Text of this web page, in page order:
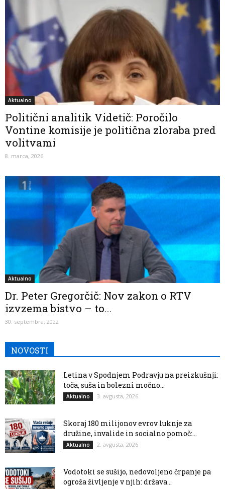
Aktualno
Politični analitik Videtič: Poročilo
Vontine komisije je politična zloraba pred
volitvami
8. marca, 2026
Aktualno
Dr. Peter Gregorčič: Nov zakon o RTV
izvzema bistvo – to...
30. septembra, 2022
NOVOSTI
Letina v Spodnjem Podravju na preizkušnji:
toča, suša in bolezni močno...
Aktualno 3. avgusta, 2026
Skoraj 180 milijonov evrov luknje za
družine, invalide in socialno pomoč:...
Aktualno 2. avgusta, 2026
Vodotoki se sušijo, nedovoljeno črpanje pa
ogroža življenje v njih: država...